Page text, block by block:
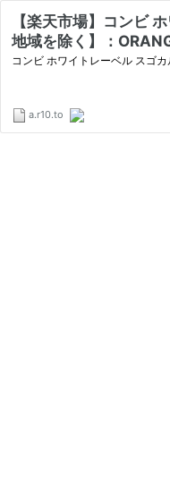
【楽天市場】コンビ
地域を除く】：
コンビ ホワイトレーベル スゴ
a.r10.to